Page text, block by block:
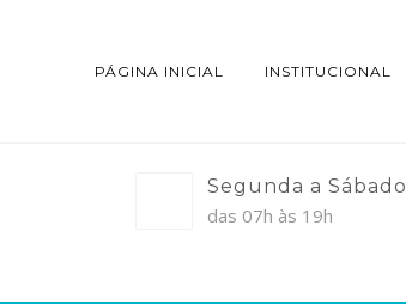
PÁGINA INICIAL INSTITUCIONAL
Segunda a Sábado
das 07h às 19h